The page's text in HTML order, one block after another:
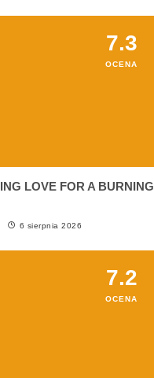
7.3
OCENA
LOVE FOR A BURNING
6 sierpnia 2026
7.2
OCENA